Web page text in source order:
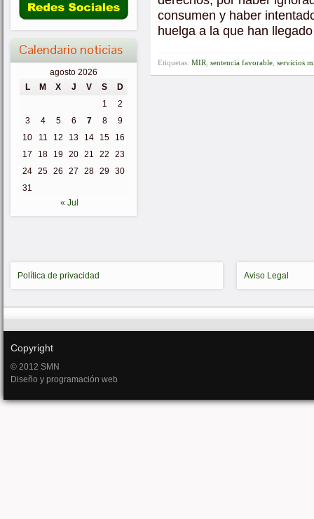
Calendario noticias
agosto 2026
L
M X J V S
D
1
2
3
4 5 6 7 8
9
10
11 12 13 14 15
16
17
18 19 20 21 22
23
24 25 26 27 28 29 30
31
« Jul
consumen y haber
huelga a la que han
Etiquetas: MIR sentencia favorable servicios
Política de privacidad Aviso Legal
Copyright
© 2012 SMN
Diseño y programación web